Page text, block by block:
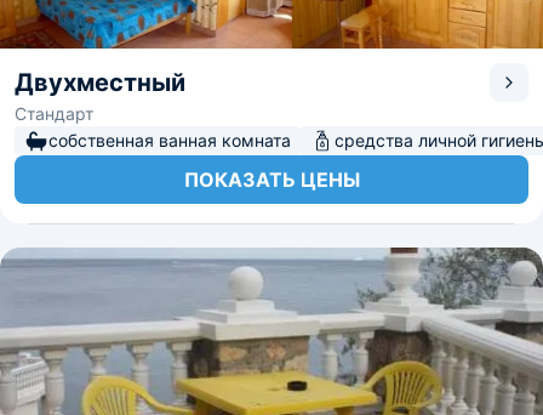
Двухместный
Стандарт
собственная ванная комната
средства личной
ПОКАЗАТЬ ЦЕНЫ